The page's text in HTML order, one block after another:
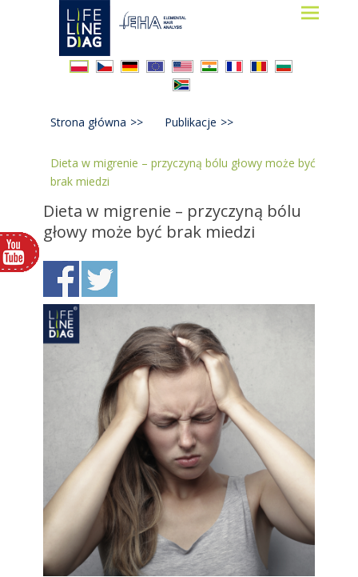
Lifelinediag
Elemental Hair Analysis
Strona główna >> Publikacje >>
Dieta w migrenie – przyczyną bólu głowy może być
brak miedzi
Dieta w migrenie – przyczyną bólu
głowy może być brak miedzi